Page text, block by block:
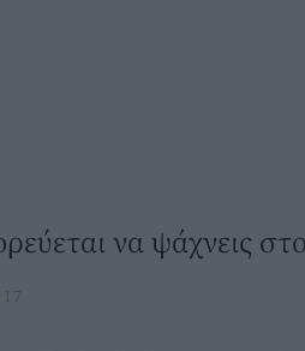
να ψάχνεις